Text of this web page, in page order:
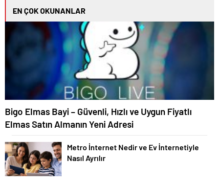
EN ÇOK OKUNANLAR
Bigo Elmas Bayi – Güvenli, Hızlı ve Uygun Fiyatlı
Elmas Satın Almanın Yeni Adresi
Metro İnternet Nedir ve Ev İnternetiyle
Nasıl Ayrılır